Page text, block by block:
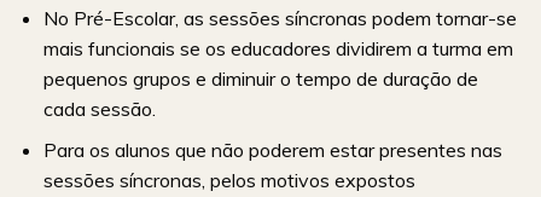
No Pré-Escolar, as sessões síncronas podem tornar-se
mais funcionais se os educadores dividirem a turma em
pequenos grupos e diminuir o tempo de duração de
cada sessão.
Para os alunos que não poderem estar presentes nas
sessões síncronas, pelos motivos expostos